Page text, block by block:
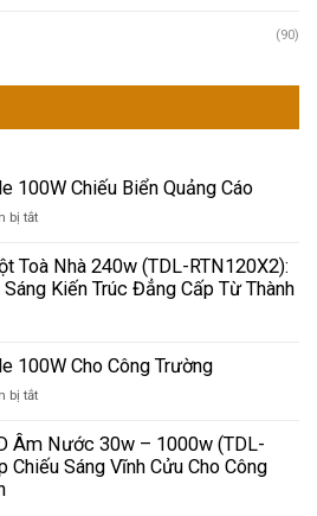
(90)
100W Chiếu Biển Quảng Cáo
bị tắtở
Pha
Module
100W
Quảng
Toà Nhà 240w (TDL-RTN120X2):
Kiến Trúc Đẳng Cấp Từ Thành
100W Cho Công Trường
bị tắtở
Pha
Module
100W
Âm Nước 30w – 1000w (TDL-
Chiếu Sáng Vĩnh Cửu Cho Công